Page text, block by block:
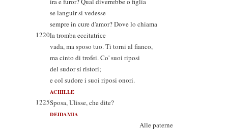
se languir si vedesse
sempre in cure d'amor? Dove lo chiama
1220la tromba eccitatrice
vada, ma sposo tuo. Ti torni al fianco,
ma cinto di trofei. Co' suoi riposi
del sudor si ristori;
e col sudore i suoi riposi onori.
ACHILLE
1225Sposa, Ulisse, che dite?
DEIDAMIA
Alle paterne